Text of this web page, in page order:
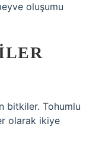
oluşumu
bitkiler. Tohumlu
olarak ikiye